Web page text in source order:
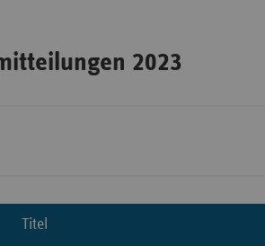
2023
Titel